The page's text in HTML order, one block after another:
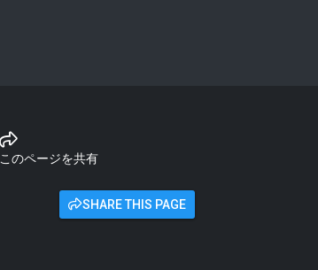
このページを共有
SHARE THIS PAGE